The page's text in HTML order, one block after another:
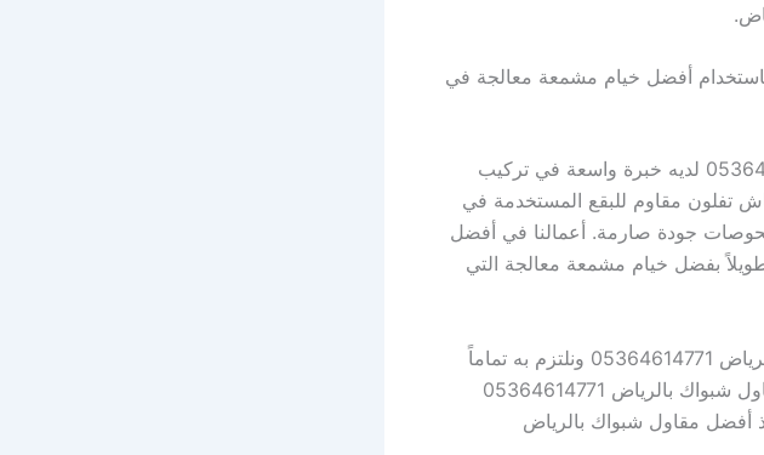
أفضل مقاول شبواك بالرياض 05364614771 باستخدام أفضل خيام مشمعة معالجة في
فريق التنفيذ في أفضل مقاول شبواك بالرياض 05364614771 لديه خبرة واسعة في تركيب
تفلون مقاوم للبقع المستخدمة في
بالرياض 05364614771 تخضع لفحوصات جودة صارمة. أعمالنا في أفضل
مصممة لتدوم طويلاً بفضل خيام مشمعة معالجة التي
نعد جدولاً زمنياً محدداً لمشروع أفضل مقاول شبواك بالرياض 05364614771 ونلتزم به تماماً
دون تأخير. التنسيق مع العميل مستمر طوال أفضل مقاول شبواك بالرياض 05364614771
أفضل مقاول شبواك بالرياض